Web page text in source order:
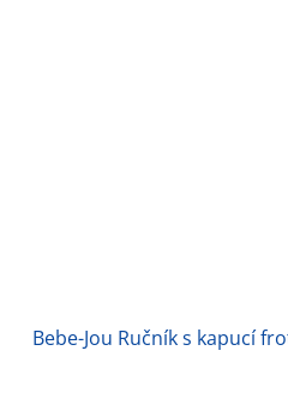
Bebe-Jou Ručník s kapucí